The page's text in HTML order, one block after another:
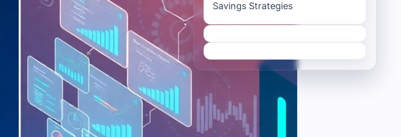
Savings Strategies